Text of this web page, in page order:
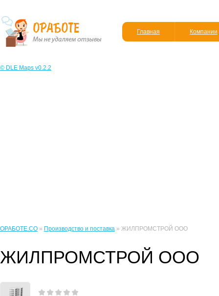
Главная Компании
© DLE Maps v0.2.2
ОРАБОТЕ.CO » Производство и поставка » ЖИЛПРОМСТРОЙ ООО
ЖИЛПРОМСТРОЙ ООО